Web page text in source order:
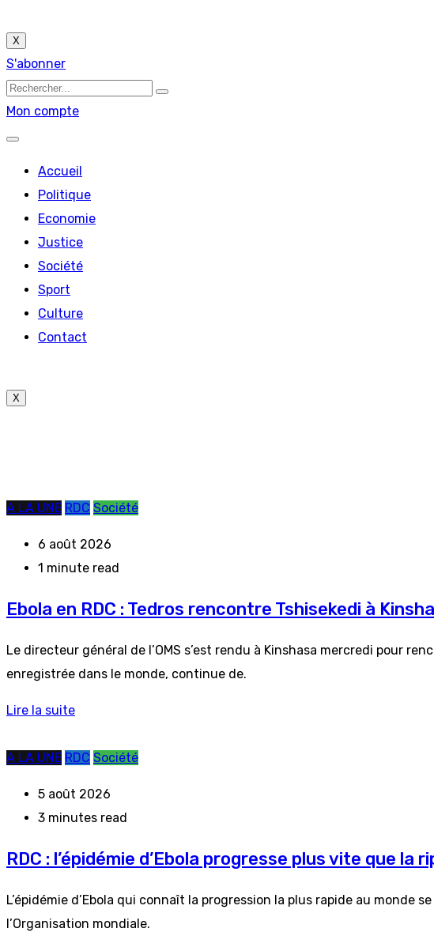
X
S'abonner
Mon compte
Accueil
Politique
Economie
Justice
Société
Sport
Culture
Contact
X
A LA UNE RDC Société
6 août 2026
1 minute read
Ebola en RDC : Tedros rencontre Tshisekedi à
Le directeur général de l’OMS s’est rendu à Kinshasa mercredi pour
enregistrée dans le monde, continue de.
Lire la suite
A LA UNE RDC Société
5 août 2026
3 minutes read
RDC : l’épidémie d’Ebola progresse plus vite que la
L’épidémie d’Ebola qui connaît la progression la plus rapide au
l’Organisation mondiale.